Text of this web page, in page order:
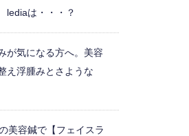
は・・・？
が気になる方へ。美容
え浮腫みとさような
美容鍼で【フェイスラ